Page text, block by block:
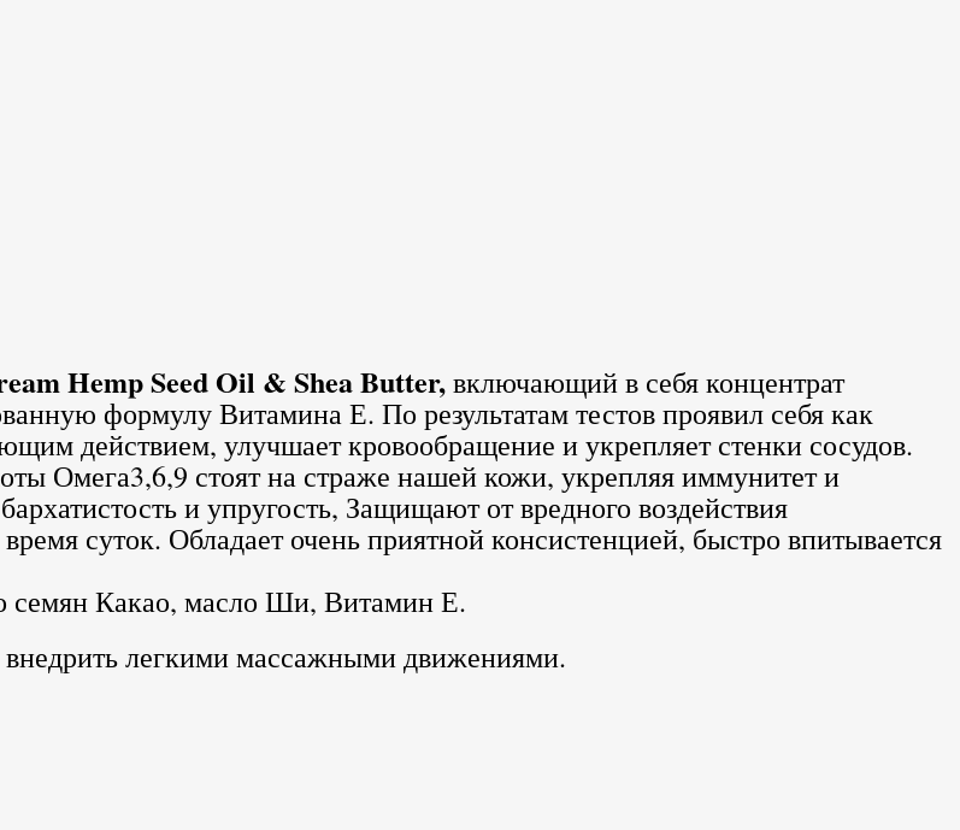
Hemp Seed Oil & Shea Butter,включающий в себя концентрат
формулу Витамина Е. По результатам тестов проявил себя как
действием, улучшает кровообращение и укрепляет стенки сосудов.
Омега3,6,9 стоят на страже нашей кожи, укрепляя иммунитет и
и упругость, Защищают от вредного воздействия
суток. Обладает очень приятной консистенцией, быстро впитывается
семян Какао, масло Ши, Витамин Е.
легкими массажными движениями.